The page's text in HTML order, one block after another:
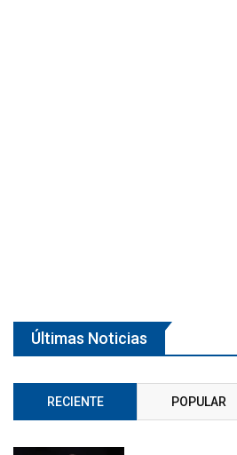
Últimas Noticias
RECIENTE POPULAR